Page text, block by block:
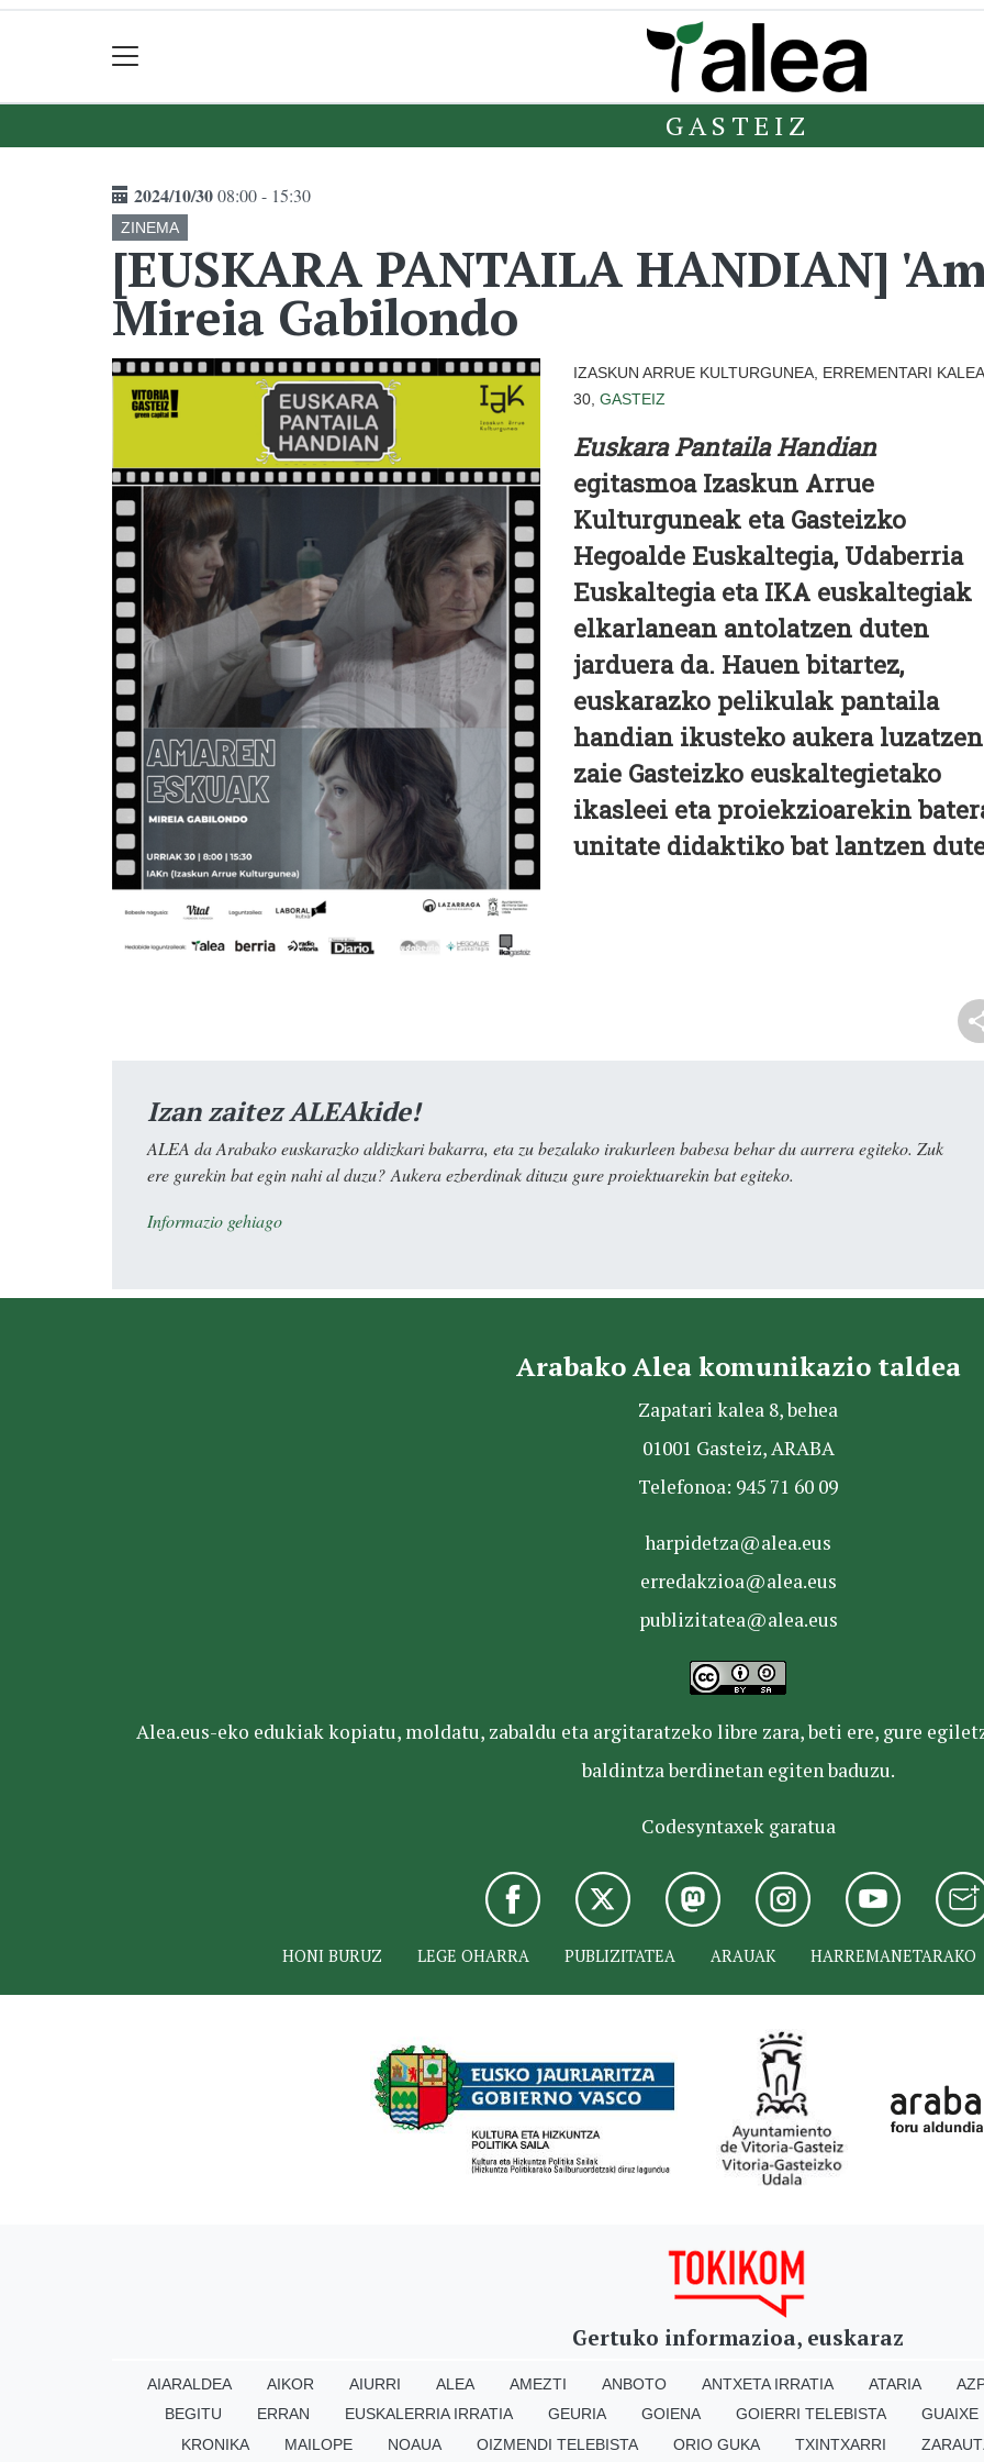
GASTEIZ
2024/10/3008:00 - 15:30
ZINEMA
[EUSKARA PANTAILA HANDIAN]
Mireia Gabilondo
IZASKUN ARRUE KULTURGUNEA, ERREMENTARI KALEA
30, GASTEIZ
Euskara Pantaila Handian
egitasmoa Izaskun Arrue
Kulturguneak eta Gasteizko
Hegoalde Euskaltegia, Udaberria
Euskaltegia eta IKA euskaltegiak
elkarlanean antolatzen duten
jarduera da. Hauen bitartez,
euskarazko pelikulak pantaila
handian ikusteko aukera luzatzen
zaie Gasteizko euskaltegietako
ikasleei eta proiekzioarekin
unitate didaktiko bat lantzen
Izan zaitez ALEAkide!
ALEA da Arabako euskarazko aldizkari bakarra, eta zu bezalako irakurleen babesa behar du aurrera egiteko. Zuk
ere gurekin bat egin nahi al duzu? Aukera ezberdinak dituzu gure proiektuarekin bat egiteko.
Informazio gehiago
Arabako Alea komunikazio taldea
Zapatari kalea 8, behea
01001 Gasteiz, ARABA
Telefonoa: 945 71 60 09
harpidetza@alea.eus
erredakzioa@alea.eus
publizitatea@alea.eus
Alea.eus-eko edukiak kopiatu, moldatu, zabaldu eta argitaratzeko libre zara, beti ere, gure
baldintza berdinetan egiten baduzu.
Codesyntaxek garatua
HONI BURUZ LEGE OHARRA PUBLIZITATEA ARAUAK HARREMANETARAKO
Gertuko informazioa, euskaraz
AIARALDEA AIKOR AIURRI ALEA AMEZTI ANBOTO ANTXETA IRRATIA ATARIA
BEGITU
ERRAN EUSKALERRIA IRRATIA GEURIA GOIENA GOIERRI TELEBISTA
GUAIXE
KRONIKA
MAILOPE NOAUA OIZMENDI TELEBISTA ORIO GUKA TXINTXARRI